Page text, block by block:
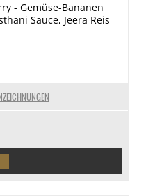
- Gemüse-Bananen
Sauce, Jeera Reis